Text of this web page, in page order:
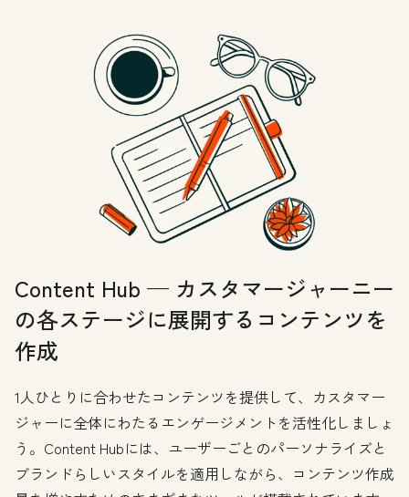
Content Hub — カスタマージャーニー
の各ステージに展開するコンテンツを
作成
1人ひとりに合わせたコンテンツを提供して、カスタマー
ジャーに全体にわたるエンゲージメントを活性化しましょ
う。Content Hubには、ユーザーごとのパーソナライズと
ブランドらしいスタイルを適用しながら、コンテンツ作成